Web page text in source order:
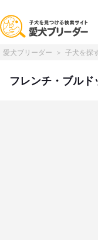
愛犬ブリーダー 子犬を探
フレンチ・ブル